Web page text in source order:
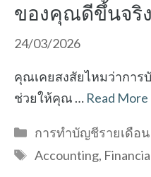
ของคุณดีขึ้นจริ
24/03/2026
คุณเคยสงสัยไหมว่าการ
ช่วยให้คุณ … Read More
Categories
การทำบัญชีรายเดือน
Tags
Accounting,